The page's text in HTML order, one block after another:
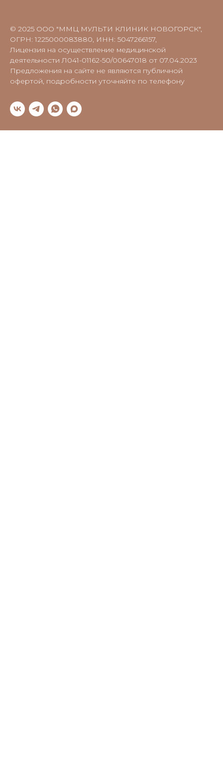
© 2025 ООО "ММЦ МУЛЬТИ КЛИНИК НОВОГОРСК",
ОГРН: 1225000083880, ИНН: 5047266157,
Лицензия на осуществление медицинской
деятельности Л041-01162-50/00647018 от 07.04.2023
Предложения на сайте не являются публичной
офертой, подробности уточняйте по телефону